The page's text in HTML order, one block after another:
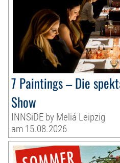
7 Paintings – Die
Show
INNSiDE by Meliá Leipzig
am 15.08.2026